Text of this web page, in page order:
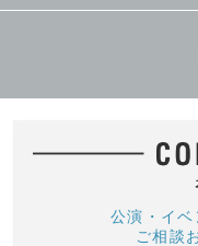
公演・イ
ご相談